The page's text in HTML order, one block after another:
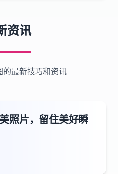
资讯
的最新技巧和资讯
照片，留住美好瞬